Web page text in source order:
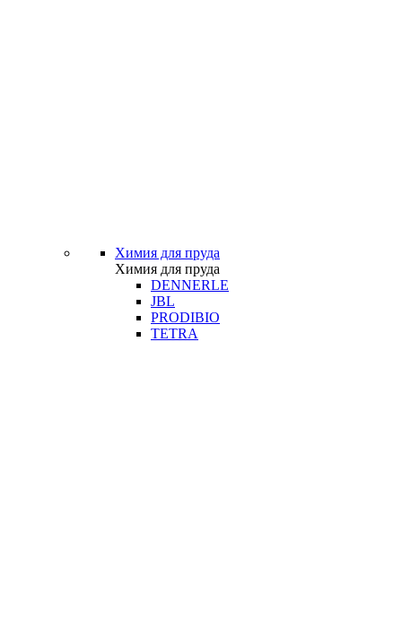
Химия для пруда
Химия для пруда
DENNERLE
JBL
PRODIBIO
TETRA